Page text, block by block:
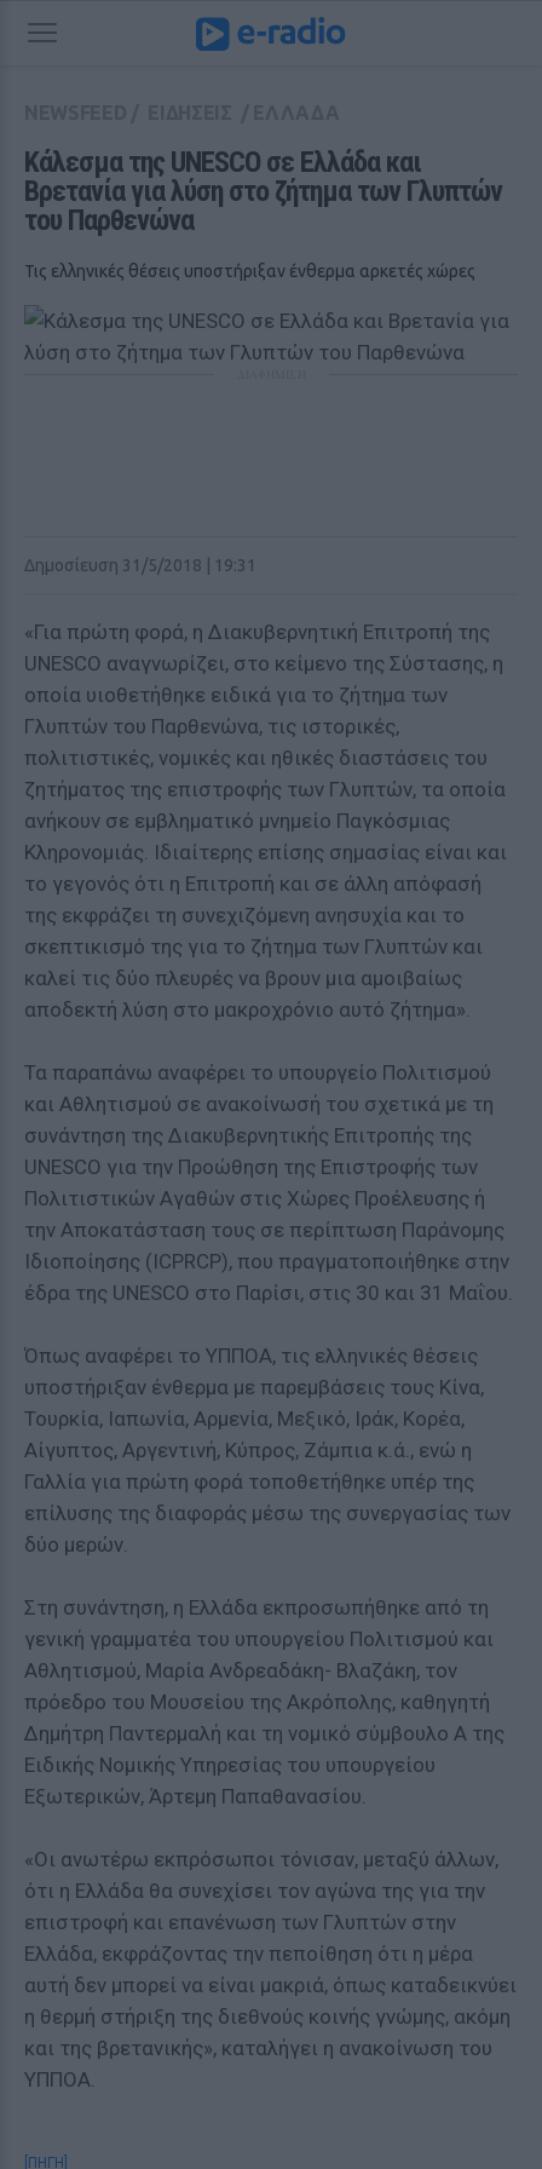
Κάλεσμα της UNESCO σε Ελλάδα και
Βρετανία για λύση στο ζήτημα των Γλυπτών
του Παρθενώνα
Τις ελληνικές θέσεις υποστήριξαν ένθερμα αρκετές χώρες
Δημοσίευση 31/5/2018 | 19:31
«Για πρώτη φορά, η Διακυβερνητική Επιτροπή της
UNESCO αναγνωρίζει, στο κείμενο της Σύστασης, η
οποία υιοθετήθηκε ειδικά για το ζήτημα των
Γλυπτών του Παρθενώνα, τις ιστορικές,
πολιτιστικές, νομικές και ηθικές διαστάσεις του
ζητήματος της επιστροφής των Γλυπτών, τα οποία
ανήκουν σε εμβληματικό μνημείο Παγκόσμιας
Κληρονομιάς. Ιδιαίτερης επίσης σημασίας είναι και
το γεγονός ότι η Επιτροπή και σε άλλη απόφασή
της εκφράζει τη συνεχιζόμενη ανησυχία και το
σκεπτικισμό της για το ζήτημα των Γλυπτών και
καλεί τις δύο πλευρές να βρουν μια αμοιβαίως
αποδεκτή λύση στο μακροχρόνιο αυτό ζήτημα».
Τα παραπάνω αναφέρει το υπουργείο Πολιτισμού
και Αθλητισμού σε ανακοίνωσή του σχετικά με τη
συνάντηση της Διακυβερνητικής Επιτροπής της
UNESCO για την Προώθηση της Επιστροφής των
Πολιτιστικών Αγαθών στις Χώρες Προέλευσης ή
την Αποκατάσταση τους σε περίπτωση Παράνομης
Ιδιοποίησης (ICPRCP), που πραγματοποιήθηκε στην
έδρα της UNESCO στο Παρίσι, στις 30 και 31 Μαΐου.
Όπως αναφέρει το ΥΠΠΟΑ, τις ελληνικές θέσεις
υποστήριξαν ένθερμα με παρεμβάσεις τους Κίνα,
Τουρκία, Ιαπωνία, Αρμενία, Μεξικό, Ιράκ, Κορέα,
Αίγυπτος, Αργεντινή, Κύπρος, Ζάμπια κ.ά., ενώ η
Γαλλία για πρώτη φορά τοποθετήθηκε υπέρ της
επίλυσης της διαφοράς μέσω της συνεργασίας των
δύο μερών.
Στη συνάντηση, η Ελλάδα εκπροσωπήθηκε από τη
γενική γραμματέα του υπουργείου Πολιτισμού και
Αθλητισμού, Μαρία Ανδρεαδάκη- Βλαζάκη, τον
πρόεδρο του Μουσείου της Ακρόπολης, καθηγητή
Δημήτρη Παντερμαλή και τη νομικό σύμβουλο Α της
Ειδικής Νομικής Υπηρεσίας του υπουργείου
Εξωτερικών, Άρτεμη Παπαθανασίου.
«Οι ανωτέρω εκπρόσωποι τόνισαν, μεταξύ άλλων,
ότι η Ελλάδα θα συνεχίσει τον αγώνα της για την
επιστροφή και επανένωση των Γλυπτών στην
Ελλάδα, εκφράζοντας την πεποίθηση ότι η μέρα
αυτή δεν μπορεί να είναι μακριά, όπως καταδεικνύει
η θερμή στήριξη της διεθνούς κοινής γνώμης, ακόμη
και της βρετανικής», καταλήγει η ανακοίνωση του
ΥΠΠΟΑ.
[ΠΗΓΗ]